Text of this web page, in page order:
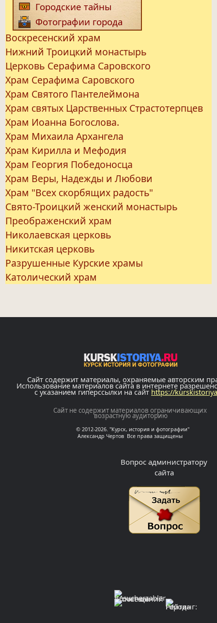
Городские тайны
Фотографии города
Воскресенский храм
Нижний Троицкий монастырь
Церковь Серафима Саровского
Храм Серафима Саровского
Храм Святого Пантелеймона
Храм святых Царственных Страстотерпцев
Храм Иоанна Богослова.
Храм Михаила Архангела
Храм Кирилла и Мефодия
Храм Георгия Победоносца
Храм Веры, Надежды и Любови
Храм "Всех скорбящих радость"
Свято-Троицкий женский монастырь
Преображенский храм
Николаевская церковь
Никитская церковь
Разрушенные Курские храмы
Католический храм
Сайт содержит материалы, охраняемые авторским
Использование материалов сайта в интернете
с указанием гиперссылки на сайтhttps://
Сайт не содержит материалов ограничивающих
возрастную аудиторию
© 2012-2026. "Курск, история и фотографии"
Александр Чертов Все права защищены
Вопрос администратору
сайта